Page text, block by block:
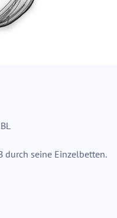
durch seine Einzelbetten.